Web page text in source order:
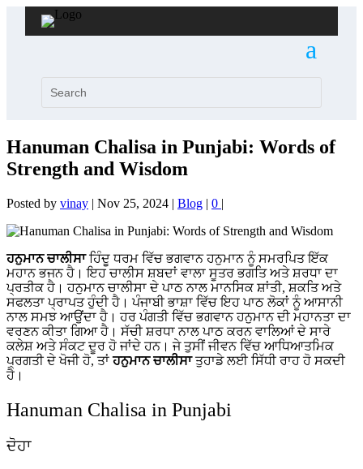
Hanuman Chalisa in Punjabi: Words of
Strength and Wisdom
Posted by vinay | Nov 25, 2024 | Blog | 0 |
ਹਨੁਮਾਨ ਚਾਲੀਸਾਹਿੰਦੂ ਧਰਮ ਵਿੱਚ ਭਗਵਾਨ ਹਨੁਮਾਨ ਨੂੰ ਸਮਰਪਿਤ ਇੱਕ
ਮਹਾਨ ਭਜਨ ਹੈ। ਇਹ ਚਾਲੀਸ ਸ਼ਬਦਾਂ ਵਾਲਾ ਸੂਤਰ ਭਗਤਿ ਅਤੇ ਸ਼ਰਧਾ ਦਾ
ਪ੍ਰਤੀਕ ਹੈ। ਹਨੁਮਾਨ ਚਾਲੀਸਾ ਦੇ ਪਾਠ ਨਾਲ ਮਾਨਸਿਕ ਸ਼ਾਂਤੀ, ਸ਼ਕਤਿ ਅਤੇ
ਸਫਲਤਾ ਪ੍ਰਾਪਤ ਹੁੰਦੀ ਹੈ। ਪੰਜਾਬੀ ਭਾਸ਼ਾ ਵਿੱਚ ਇਹ ਪਾਠ ਲੋਕਾਂ ਨੂੰ ਆਸਾਨੀ
ਨਾਲ ਸਮਝ ਆਉਂਦਾ ਹੈ। ਹਰ ਪੰਗਤੀ ਵਿੱਚ ਭਗਵਾਨ ਹਨੁਮਾਨ ਦੀ ਮਹਾਨਤਾ ਦਾ
ਵਰਣਨ ਕੀਤਾ ਗਿਆ ਹੈ। ਸੱਚੀ ਸ਼ਰਧਾ ਨਾਲ ਪਾਠ ਕਰਨ ਵਾਲਿਆਂ ਦੇ ਸਾਰੇ
ਕਲੇਸ਼ ਅਤੇ ਸੰਕਟ ਦੂਰ ਹੋ ਜਾਂਦੇ ਹਨ। ਜੇ ਤੁਸੀਂ ਜੀਵਨ ਵਿੱਚ ਆਧਿਆਤਮਿਕ
ਪ੍ਰਗਤੀ ਦੇ ਖੋਜੀ ਹੋ, ਤਾਂਹਨੁਮਾਨ ਚਾਲੀਸਾਤੁਹਾਡੇ ਲਈ ਸਿੱਧੀ ਰਾਹ ਹੋ ਸਕਦੀ
ਹੈ।
Hanuman Chalisa in Punjabi
ਦੋਹਾ